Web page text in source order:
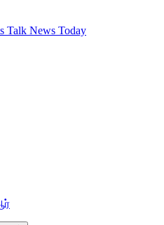
Talk News Today